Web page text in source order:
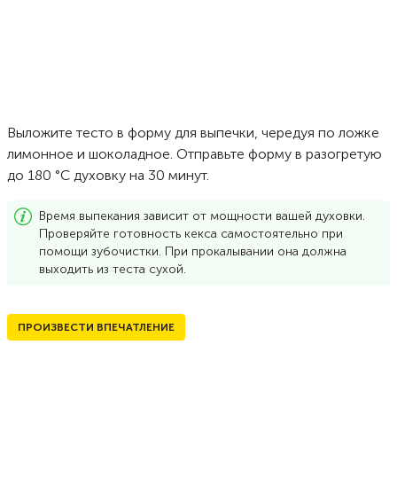
Выложите тесто в форму для выпечки, чередуя по ложке
лимонное и шоколадное. Отправьте форму в разогретую
до 180 °С духовку на 30 минут.
Время выпекания зависит от мощности вашей духовки.
Проверяйте готовность кекса самостоятельно при
помощи зубочистки. При прокалывании она должна
выходить из теста сухой.
ПРОИЗВЕСТИ ВПЕЧАТЛЕНИЕ